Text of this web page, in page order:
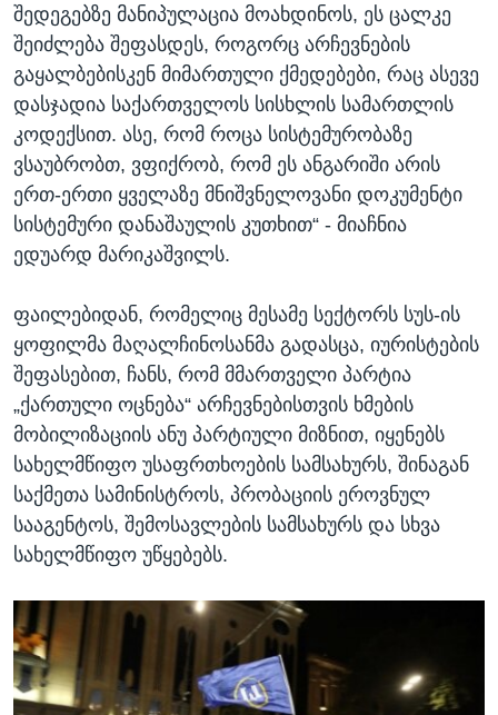
შედეგებზე მანიპულაცია მოახდინოს, ეს ცალკე
შეიძლება შეფასდეს, როგორც არჩევნების
გაყალბებისკენ მიმართული ქმედებები, რაც ასევე
დასჯადია საქართველოს სისხლის სამართლის
კოდექსით. ასე, რომ როცა სისტემურობაზე
ვსაუბრობთ, ვფიქრობ, რომ ეს ანგარიში არის
ერთ-ერთი ყველაზე მნიშვნელოვანი დოკუმენტი
სისტემური დანაშაულის კუთხით“ - მიაჩნია
ედუარდ მარიკაშვილს.
ფაილებიდან, რომელიც მესამე სექტორს სუს-ის
ყოფილმა მაღალჩინოსანმა გადასცა, იურისტების
შეფასებით, ჩანს, რომ მმართველი პარტია
„ქართული ოცნება“ არჩევნებისთვის ხმების
მობილიზაციის ანუ პარტიული მიზნით, იყენებს
სახელმწიფო უსაფრთხოების სამსახურს, შინაგან
საქმეთა სამინისტროს, პრობაციის ეროვნულ
სააგენტოს, შემოსავლების სამსახურს და სხვა
სახელმწიფო უწყებებს.